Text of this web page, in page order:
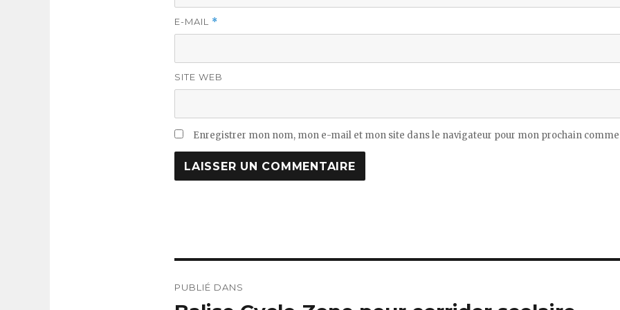
E-MAIL *
SITE WEB
Enregistrer mon nom, mon e-mail et mon site dans le navigateur pour mon prochain
de
PUBLIÉ DANS